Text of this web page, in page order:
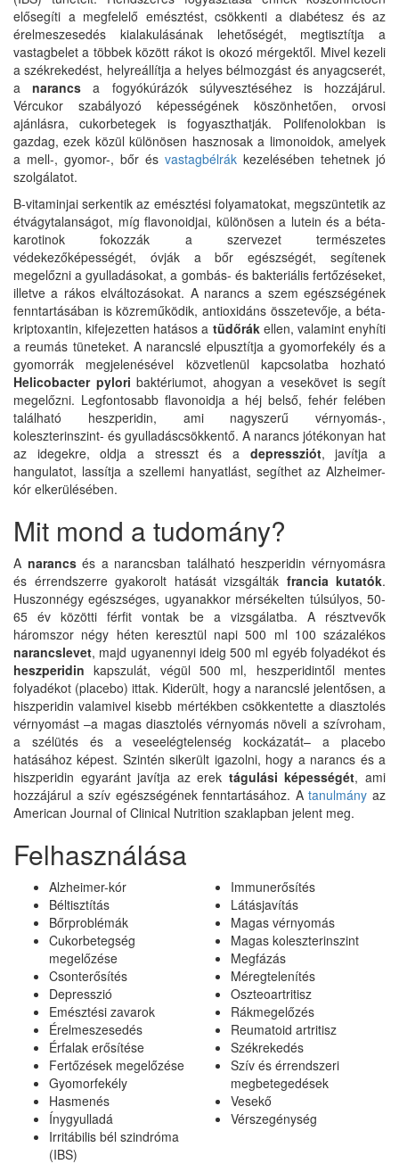
elősegíti a megfelelő emésztést, csökkenti a diabétesz és az
érelmeszesedés kialakulásának lehetőségét, megtisztítja a
vastagbelet a többek között rákot is okozó mérgektől. Mivel kezeli
a székrekedést, helyreállítja a helyes bélmozgást és anyagcserét,
anarancs a fogyókúrázók súlyvesztéséhez is hozzájárul.
Vércukor szabályozó képességének köszönhetően, orvosi
ajánlásra, cukorbetegek is fogyaszthatják. Polifenolokban is
gazdag, ezek közül különösen hasznosak a limonoidok, amelyek
a mell-, gyomor-, bőr és vastagbélrák kezelésében tehetnek jó
szolgálatot.
B-vitaminjai serkentik az emésztési folyamatokat, megszüntetik az
étvágytalanságot, míg flavonoidjai, különösen a lutein és a béta-
karotinok fokozzák a szervezet természetes
védekezőképességét, óvják a bőr egészségét, segítenek
megelőzni a gyulladásokat, a gombás- és bakteriális fertőzéseket,
illetve a rákos elváltozásokat. A narancs a szem egészségének
fenntartásában is közreműködik, antioxidáns összetevője, a béta-
kriptoxantin, kifejezetten hatásos a tüdőrákellen, valamint enyhíti
a reumás tüneteket. A narancslé elpusztítja a gyomorfekély és a
gyomorrák megjelenésével közvetlenül kapcsolatba hozható
Helicobacter pylori baktériumot, ahogyan a vesekövet is segít
megelőzni. Legfontosabb flavonoidja a héj belső, fehér felében
található heszperidin, ami nagyszerű vérnyomás-,
koleszterinszint- és gyulladáscsökkentő. A narancs jótékonyan hat
az idegekre, oldja a stresszt és a depressziót, javítja a
hangulatot, lassítja a szellemi hanyatlást, segíthet az Alzheimer-
kór elkerülésében.
Mit mond a tudomány?
A narancsés a narancsban található heszperidin vérnyomásra
és érrendszerre gyakorolt hatását vizsgálták francia kutatók.
Huszonnégy egészséges, ugyanakkor mérsékelten túlsúlyos, 50-
65 év közötti férfit vontak be a vizsgálatba. A résztvevők
háromszor négy héten keresztül napi 500 ml 100 százalékos
narancslevet, majd ugyanennyi ideig 500 ml egyéb folyadékot és
heszperidin kapszulát, végül 500 ml, heszperidintől mentes
folyadékot (placebo) ittak. Kiderült, hogy a narancslé jelentősen, a
hiszperidin valamivel kisebb mértékben csökkentette a diasztolés
vérnyomást –a magas diasztolés vérnyomás növeli a szívroham,
a szélütés és a veseelégtelenség kockázatát– a placebo
hatásához képest. Szintén sikerült igazolni, hogy a narancs és a
hiszperidin egyaránt javítja az erek tágulási képességét, ami
hozzájárul a szív egészségének fenntartásához. Atanulmány az
American Journal of Clinical Nutrition szaklapban jelent meg.
Felhasználása
Alzheimer-kór
Béltisztítás
Bőrproblémák
Cukorbetegség
megelőzése
Csonterősítés
Depresszió
Emésztési zavarok
Érelmeszesedés
Érfalak erősítése
Fertőzések megelőzése
Gyomorfekély
Hasmenés
Ínygyulladá
Irritábilis bél szindróma
(IBS)
Immunerősítés
Látásjavítás
Magas vérnyomás
Magas koleszterinszint
Megfázás
Méregtelenítés
Oszteoartritisz
Rákmegelőzés
Reumatoid artritisz
Székrekedés
Szív és érrendszeri
megbetegedések
Vesekő
Vérszegénység